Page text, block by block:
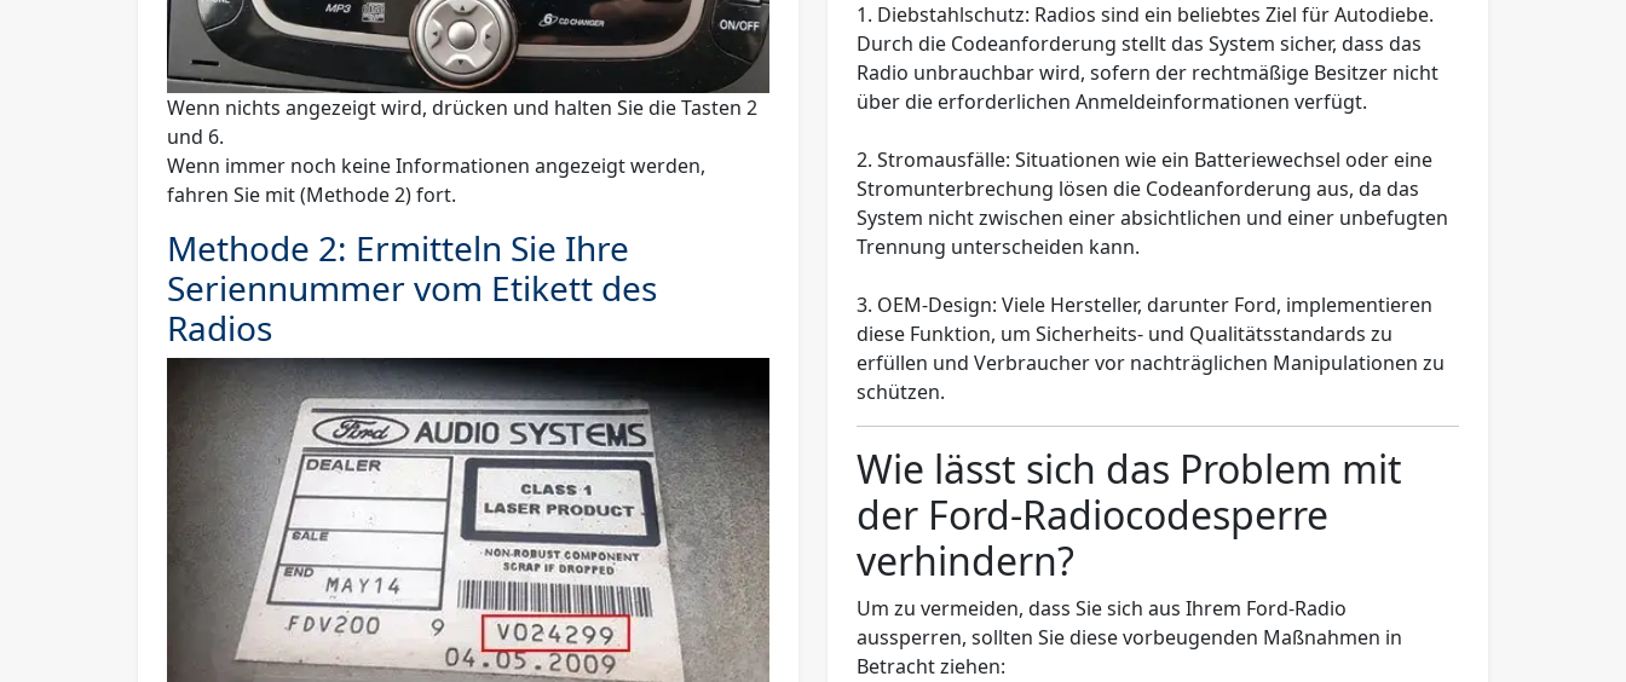
Wenn nichts angezeigt wird, drücken und halten Sie die Tasten 2
und 6.
Wenn immer noch keine Informationen angezeigt werden,
fahren Sie mit (Methode 2) fort.
Methode 2: Ermitteln Sie Ihre
Seriennummer vom Etikett des
Radios
1. Diebstahlschutz: Radios sind ein beliebtes Ziel für Autodiebe.
Durch die Codeanforderung stellt das System sicher, dass das
Radio unbrauchbar wird, sofern der rechtmäßige Besitzer nicht
über die erforderlichen Anmeldeinformationen verfügt.
2. Stromausfälle: Situationen wie ein Batteriewechsel oder eine
Stromunterbrechung lösen die Codeanforderung aus, da das
System nicht zwischen einer absichtlichen und einer unbefugten
Trennung unterscheiden kann.
3. OEM-Design: Viele Hersteller, darunter Ford, implementieren
diese Funktion, um Sicherheits- und Qualitätsstandards zu
erfüllen und Verbraucher vor nachträglichen Manipulationen zu
schützen.
Wie lässt sich das Problem mit
der Ford-Radiocodesperre
verhindern?
Um zu vermeiden, dass Sie sich aus Ihrem Ford-Radio
aussperren, sollten Sie diese vorbeugenden Maßnahmen in
Betracht ziehen: